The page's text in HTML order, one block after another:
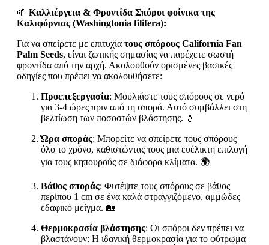
🌱 Καλλιέργεια & Φροντίδα Σπόροι φοίνικα της
Καλιφόρνιας (Washingtonia filifera):
Για να σπείρετε με επιτυχία τους σπόρους California Fan
Palm Seeds, είναι ζωτικής σημασίας να παρέχετε σωστή
φροντίδα από την αρχή. Ακολουθούν ορισμένες βασικές
οδηγίες που πρέπει να ακολουθήσετε:
Προεπεξεργασία: Μουλιάστε τους σπόρους σε νερό
για 3-4 ώρες πριν από τη σπορά. Αυτό συμβάλλει στη
βελτίωση των ποσοστών βλάστησης. 💧
Ώρα σποράς: Μπορείτε να σπείρετε τους σπόρους
όλο το χρόνο, καθιστώντας τους μια ευέλικτη επιλογή
για τους κηπουρούς σε διάφορα κλίματα. 🌍
Βάθος σποράς: Φυτέψτε τους σπόρους σε βάθος
περίπου 1 cm σε ένα καλά στραγγιζόμενο, αμμώδες
εδαφικό μείγμα. 🏡
Θερμοκρασία βλάστησης: Οι σπόροι δεν πρέπει να
βλαστάνουν: Η ιδανική θερμοκρασία για το φύτρωμα